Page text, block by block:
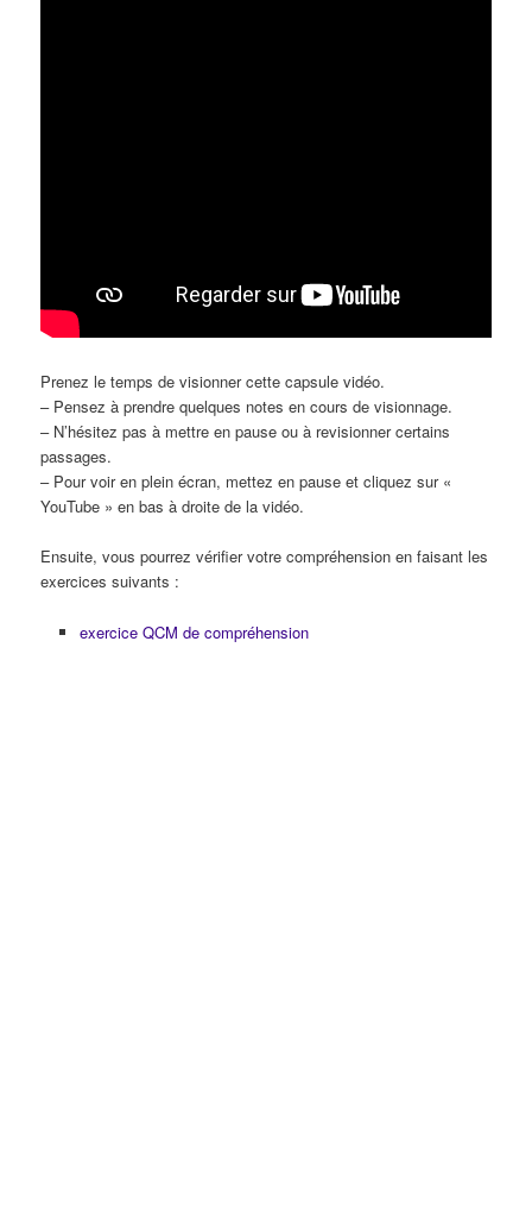
Prenez le temps de visionner cette capsule vidéo.
– Pensez à prendre quelques notes en cours de visionnage.
– N’hésitez pas à mettre en pause ou à revisionner certains
passages.
– Pour voir en plein écran, mettez en pause et cliquez sur «
YouTube » en bas à droite de la vidéo.
Ensuite, vous pourrez vérifier votre compréhension en faisant les
exercices suivants :
exercice QCM de compréhension